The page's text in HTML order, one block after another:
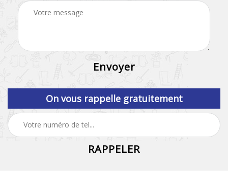
On vous rappelle gratuitement